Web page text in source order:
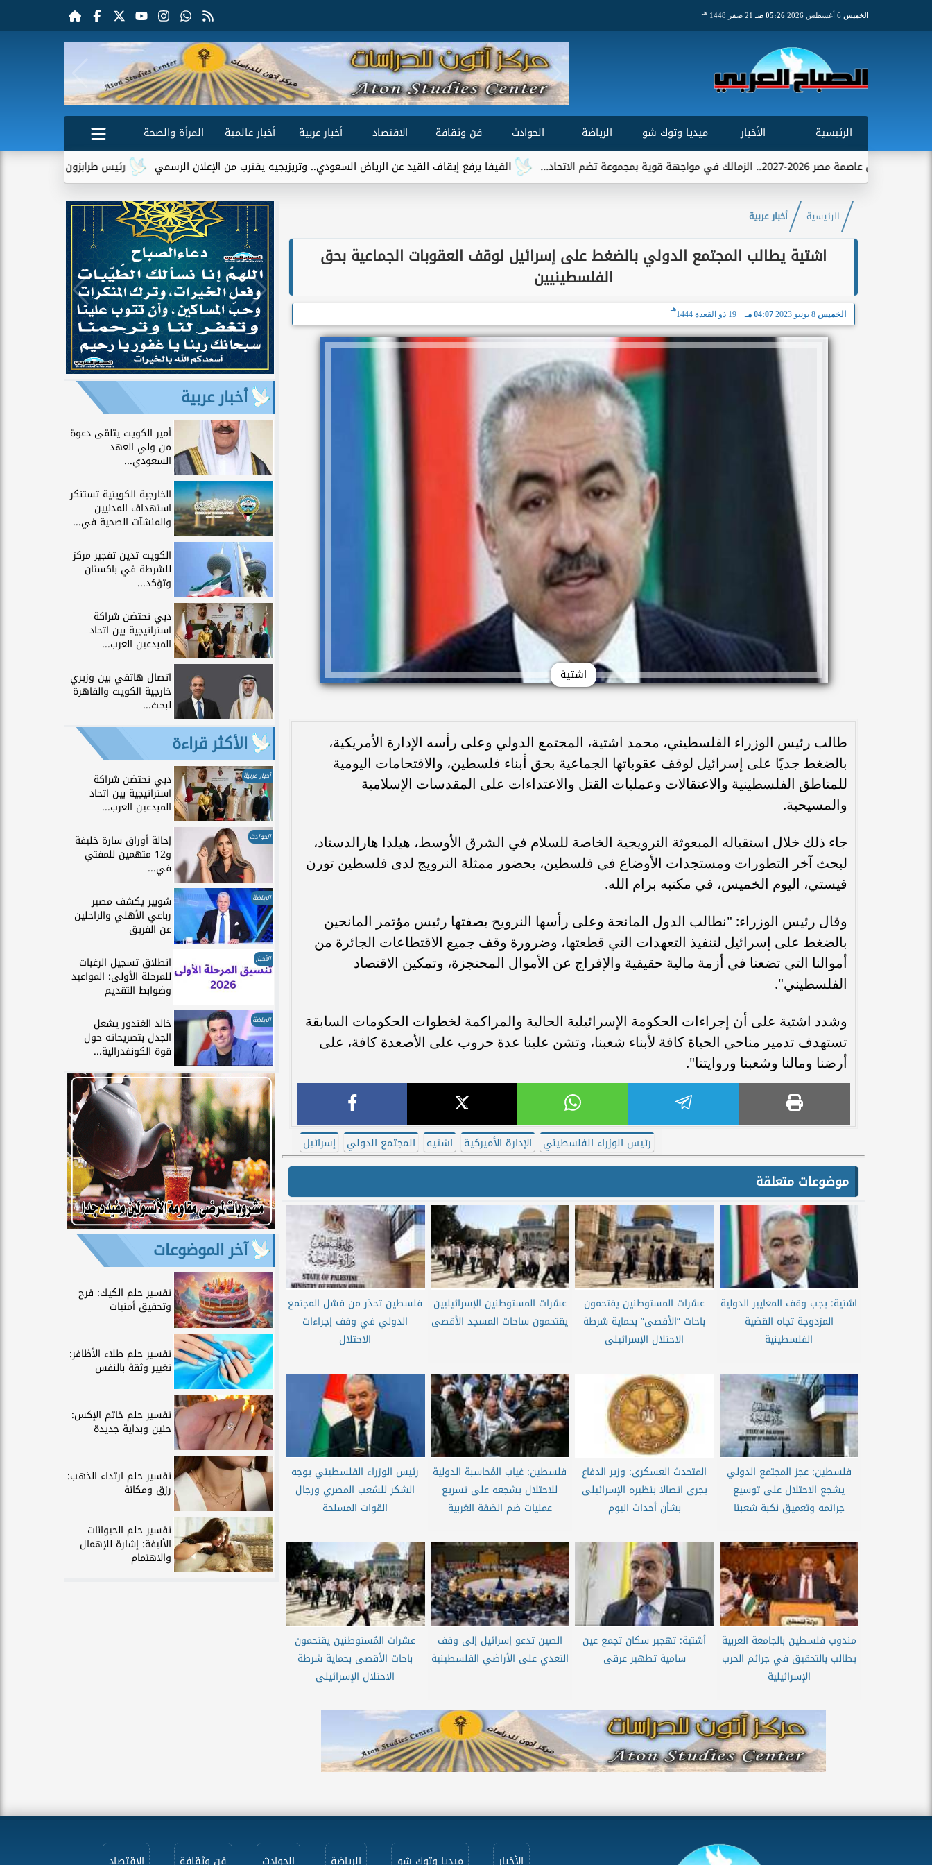
الخميس 05:26 صـ 21 صفر 1448 هـ
الرئيسية الأخبار ميديا وتوك شو الرياضة الحوادث فن وثقافة الاقتصاد أخبار عربية أخبار عالمية
المرأة والصحة
رئيس طرابزون سبور يكشف دور تريزيجيه
الفيفا يرفع إيقاف القيد عن الرياض السعودي.. وتريزيجيه يقترب من الإعلان الرسمي الزمالك في مواجهة قوية بمجموعة تضم الاتحاد...
الرئيسية أخبار عربية
اشتية يطالب المجتمع الدولي بالضغط على إسرائيل لوقف العقوبات الجماعية بحق
الفلسطينيين
الخميس 8 يونيو 2023 04:07 مـ 19 ذو القعدة 1444
هـ
اشتية
طالب رئيس الوزراء الفلسطيني، محمد اشتية، المجتمع الدولي وعلى رأسه الإدارة الأمريكية،
بالضغط جديًا على إسرائيل لوقف عقوباتها الجماعية بحق أبناء فلسطين، والاقتحامات اليومية
للمناطق الفلسطينية والاعتقالات وعمليات القتل والاعتداءات على المقدسات الإسلامية
والمسيحية.
جاء ذلك خلال استقباله المبعوثة النرويجية الخاصة للسلام في الشرق الأوسط، هيلدا هارالدستاد،
لبحث آخر التطورات ومستجدات الأوضاع في فلسطين، بحضور ممثلة النرويج لدى فلسطين تورن
فيستي، اليوم الخميس، في مكتبه برام الله.
وقال رئيس الوزراء: "نطالب الدول المانحة وعلى رأسها النرويج بصفتها رئيس مؤتمر المانحين
بالضغط على إسرائيل لتنفيذ التعهدات التي قطعتها، وضرورة وقف جميع الاقتطاعات الجائرة من
أموالنا التي تضعنا في أزمة مالية حقيقية والإفراج عن الأموال المحتجزة، وتمكين الاقتصاد
الفلسطيني".
وشدد اشتية على أن إجراءات الحكومة الإسرائيلية الحالية والمراكمة لخطوات الحكومات السابقة
تستهدف تدمير مناحي الحياة كافة لأبناء شعبنا، وتشن علينا عدة حروب على الأصعدة كافة، على
أرضنا ومالنا وشعبنا وروايتنا".
رئيس الوزراء الفلسطيني الإدارة الأميركية اشتيه المجتمع الدولي إسرائيل
موضوعات متعلقة
اشتية: يجب وقف المعايير الدولية
المزدوجة تجاه القضية
الفلسطينية
عشرات المستوطنين يقتحمون
باحات ”الأقصى” بحماية شرطة
الاحتلال الإسرائيلى
عشرات المستوطنين الإسرائيليين
يقتحمون ساحات المسجد الأقصى
فلسطين تحذر من فشل المجتمع
الدولي في وقف إجراءات
الاحتلال
فلسطين: عجز المجتمع الدولي
يشجع الاحتلال على توسيع
جرائمه وتعميق نكبة شعبنا
المتحدث العسكرى: وزير الدفاع
يجرى اتصالا بنظيره الإسرائيلى
بشأن أحداث اليوم
فلسطين: غياب المُحاسبة الدولية
للاحتلال يشجعه على تسريع
عمليات ضم الضفة الغربية
رئيس الوزراء الفلسطيني يوجه
الشكر للشعب المصري ورجال
القوات المسلحة
مندوب فلسطين بالجامعة العربية
يطالب بالتحقيق في جرائم الحرب
الإسرائيلية
أشتية: تهجير سكان تجمع عين
سامية تطهير عرقى
الصين تدعو إسرائيل إلى وقف
التعدي على الأراضي الفلسطينية
عشرات المُستوطنين يقتحمون
باحات الأقصى بحماية شرطة
الاحتلال الإسرائيلى
أخبار عربية
أمير الكويت يتلقى دعوة
من ولي العهد
السعودي...
الخارجية الكويتية تستنكر
استهداف المدنيين
والمنشآت الصحية في...
الكويت تدين تفجير مركز
للشرطة في باكستان
وتؤكد...
دبي تحتضن شراكة
استراتيجية بين اتحاد
المبدعين العرب...
اتصال هاتفي بين وزيري
خارجية الكويت والقاهرة
لبحث...
الأكثر قراءة
أخبار عربية دبي تحتضن شراكة
استراتيجية بين اتحاد
المبدعين العرب...
الحوادث إحالة أوراق سارة خليفة
و12 متهمين للمفتي
في...
الرياضة شوبير يكشف مصير
رباعي الأهلي والراحلين
عن الفريق
الأخبار انطلاق تسجيل الرغبات
للمرحلة الأولى: المواعيد
وضوابط التقديم
الرياضة خالد الغندور يشعل
الجدل بتصريحاته حول
قوة الكونفدرالية...
آخر الموضوعات
تفسير حلم الكيك: فرح
وتحقيق أمنيات
تفسير حلم طلاء الأظافر:
تغيير وثقة بالنفس
تفسير حلم خاتم الإكس:
حنين وبداية جديدة
تفسير حلم ارتداء الذهب:
رزق ومكانة
تفسير حلم الحيوانات
الأليفة: إشارة للإهمال
والاهتمام
الأخبار ميديا وتوك شو الرياضة الحوادث فن وثقافة الاقتصاد